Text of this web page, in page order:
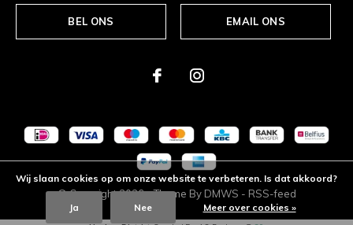
BEL ONS EMAIL ONS
© Copyright2026- Theme By DMWS - RSS-feed
Wij slaan cookies op om onze website te verbeteren. Is dat akkoord?
Ja Nee Meer over cookies »